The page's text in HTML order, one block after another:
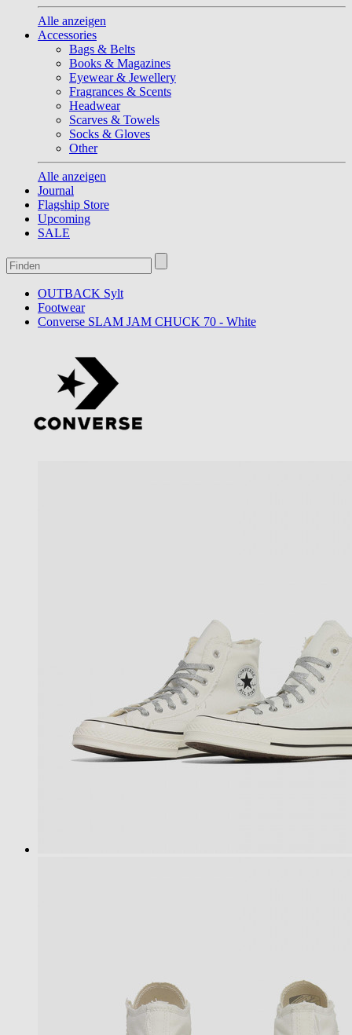
Alle anzeigen
Accessories
Bags & Belts
Books & Magazines
Eyewear & Jewellery
Fragrances & Scents
Headwear
Scarves & Towels
Socks & Gloves
Other
Alle anzeigen
Journal
Flagship Store
Upcoming
SALE
OUTBACK Sylt
Footwear
Converse SLAM JAM CHUCK 70 - White